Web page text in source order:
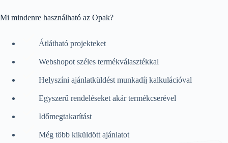
Mi mindenre használható az Opak?
Átlátható projekteket
Webshopot széles termékválasztékkal
Helyszíni ajánlatküldést munkadíj kalkulációval
Egyszerű rendeléseket akár termékcserével
Időmegtakarítást
Még több kiküldött ajánlatot